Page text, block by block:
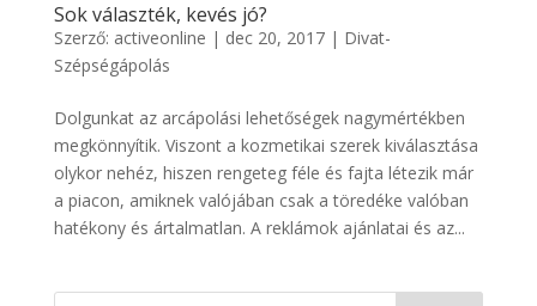
Sok választék, kevés jó?
Szerző: activeonline | dec 20, 2017| Divat-
Szépségápolás
Dolgunkat az arcápolási lehetőségek nagymértékben
megkönnyítik. Viszont a kozmetikai szerek kiválasztása
olykor nehéz, hiszen rengeteg féle és fajta létezik már
a piacon, amiknek valójában csak a töredéke valóban
hatékony és ártalmatlan. A reklámok ajánlatai és az...